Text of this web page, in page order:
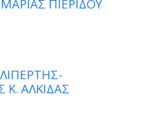
ΠΙΕΡΙΔΟΥ
ΑΛΚΙΔΑΣ